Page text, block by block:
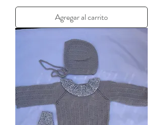
Agregar al carrito